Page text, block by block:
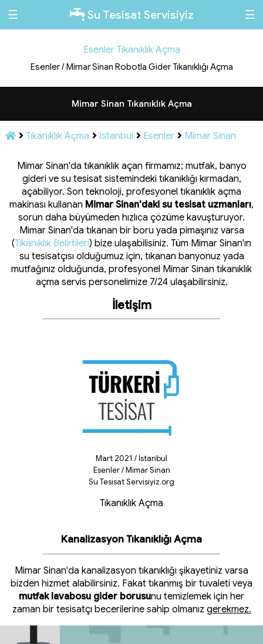
☰ Su Tesisat Servisiyiz ☰
Esenler Tıkanıklık Açma
Esenler / Mimar Sinan Robotla Gider Tıkanıklığı Açma
Mimar Sinan Tıkanıklık Açma
Tıkanıklık Açma İstanbul Esenler Mimar Sinan
Mimar Sinan'da tıkanıklık açan firmamız; mutfak, banyo
gideri ve su tesisat sistemindeki tıkanıklığı kırmadan,
açabiliyor. Son teknoloji, profesyonel tıkanıklık açma
makinası kullanan Mimar Sinan'daki su tesisat uzmanları,
sorun daha büyümeden hızlıca çözüme kavuşturuyor.
Mimar Sinan'da tıkanan bir boru yada pimaşınız varsa
(Tıkanıklık Belirtileri) bize ulaşabilisiniz. Tüm Mimar Sinan'ın
su tesisatçısı olduğumuz için, tıkanan banyonuz yada
mutfağınız olduğunda, profesyonel Mimar Sinan tıkanıklık
açma servis personelimize 7/24 ulaşabilirsiniz.
İletişim
Mart 2021 / İstanbul
Esenler / Mimar Sinan
Su Tesisat Servisiyiz.org
Tıkanıklık Açma
Kanalizasyon Tıkanıklığı Açma
Mimar Sinan'da kanalizasyon tıkanıklığı şikayetiniz varsa
bizden hizmet alabilirsiniz. Fakat tıkanmış bir tuvaleti veya
mutfak lavabosu gider borusunu temizlemek için her
zaman bir tesisatçı becerilerine sahip olmanız gerekmez.